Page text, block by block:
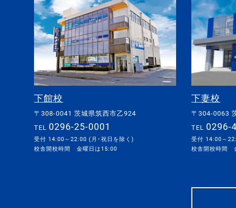
下館校
〒308-0041 茨城県筑西市乙924
TEL 0296-25-0001
受付 14:00～22:00 (月･祝日を除く)
校舎開校時間 金曜日は15:00
下妻校
〒304-0063
TEL 0296-
受付 14:00～
校舎開校時間